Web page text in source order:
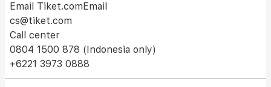
Email Tiket.comEmail
cs@tiket.com
Call center
0804 1500 878 (Indonesia only)
+6221 3973 0888